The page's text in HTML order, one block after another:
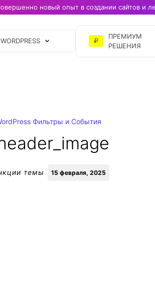
новый опыт в создании сайтов и
₽
ПРЕМИУМ
РЕШЕНИЯ
Фильтры и События
15 февраля, 2025
темы